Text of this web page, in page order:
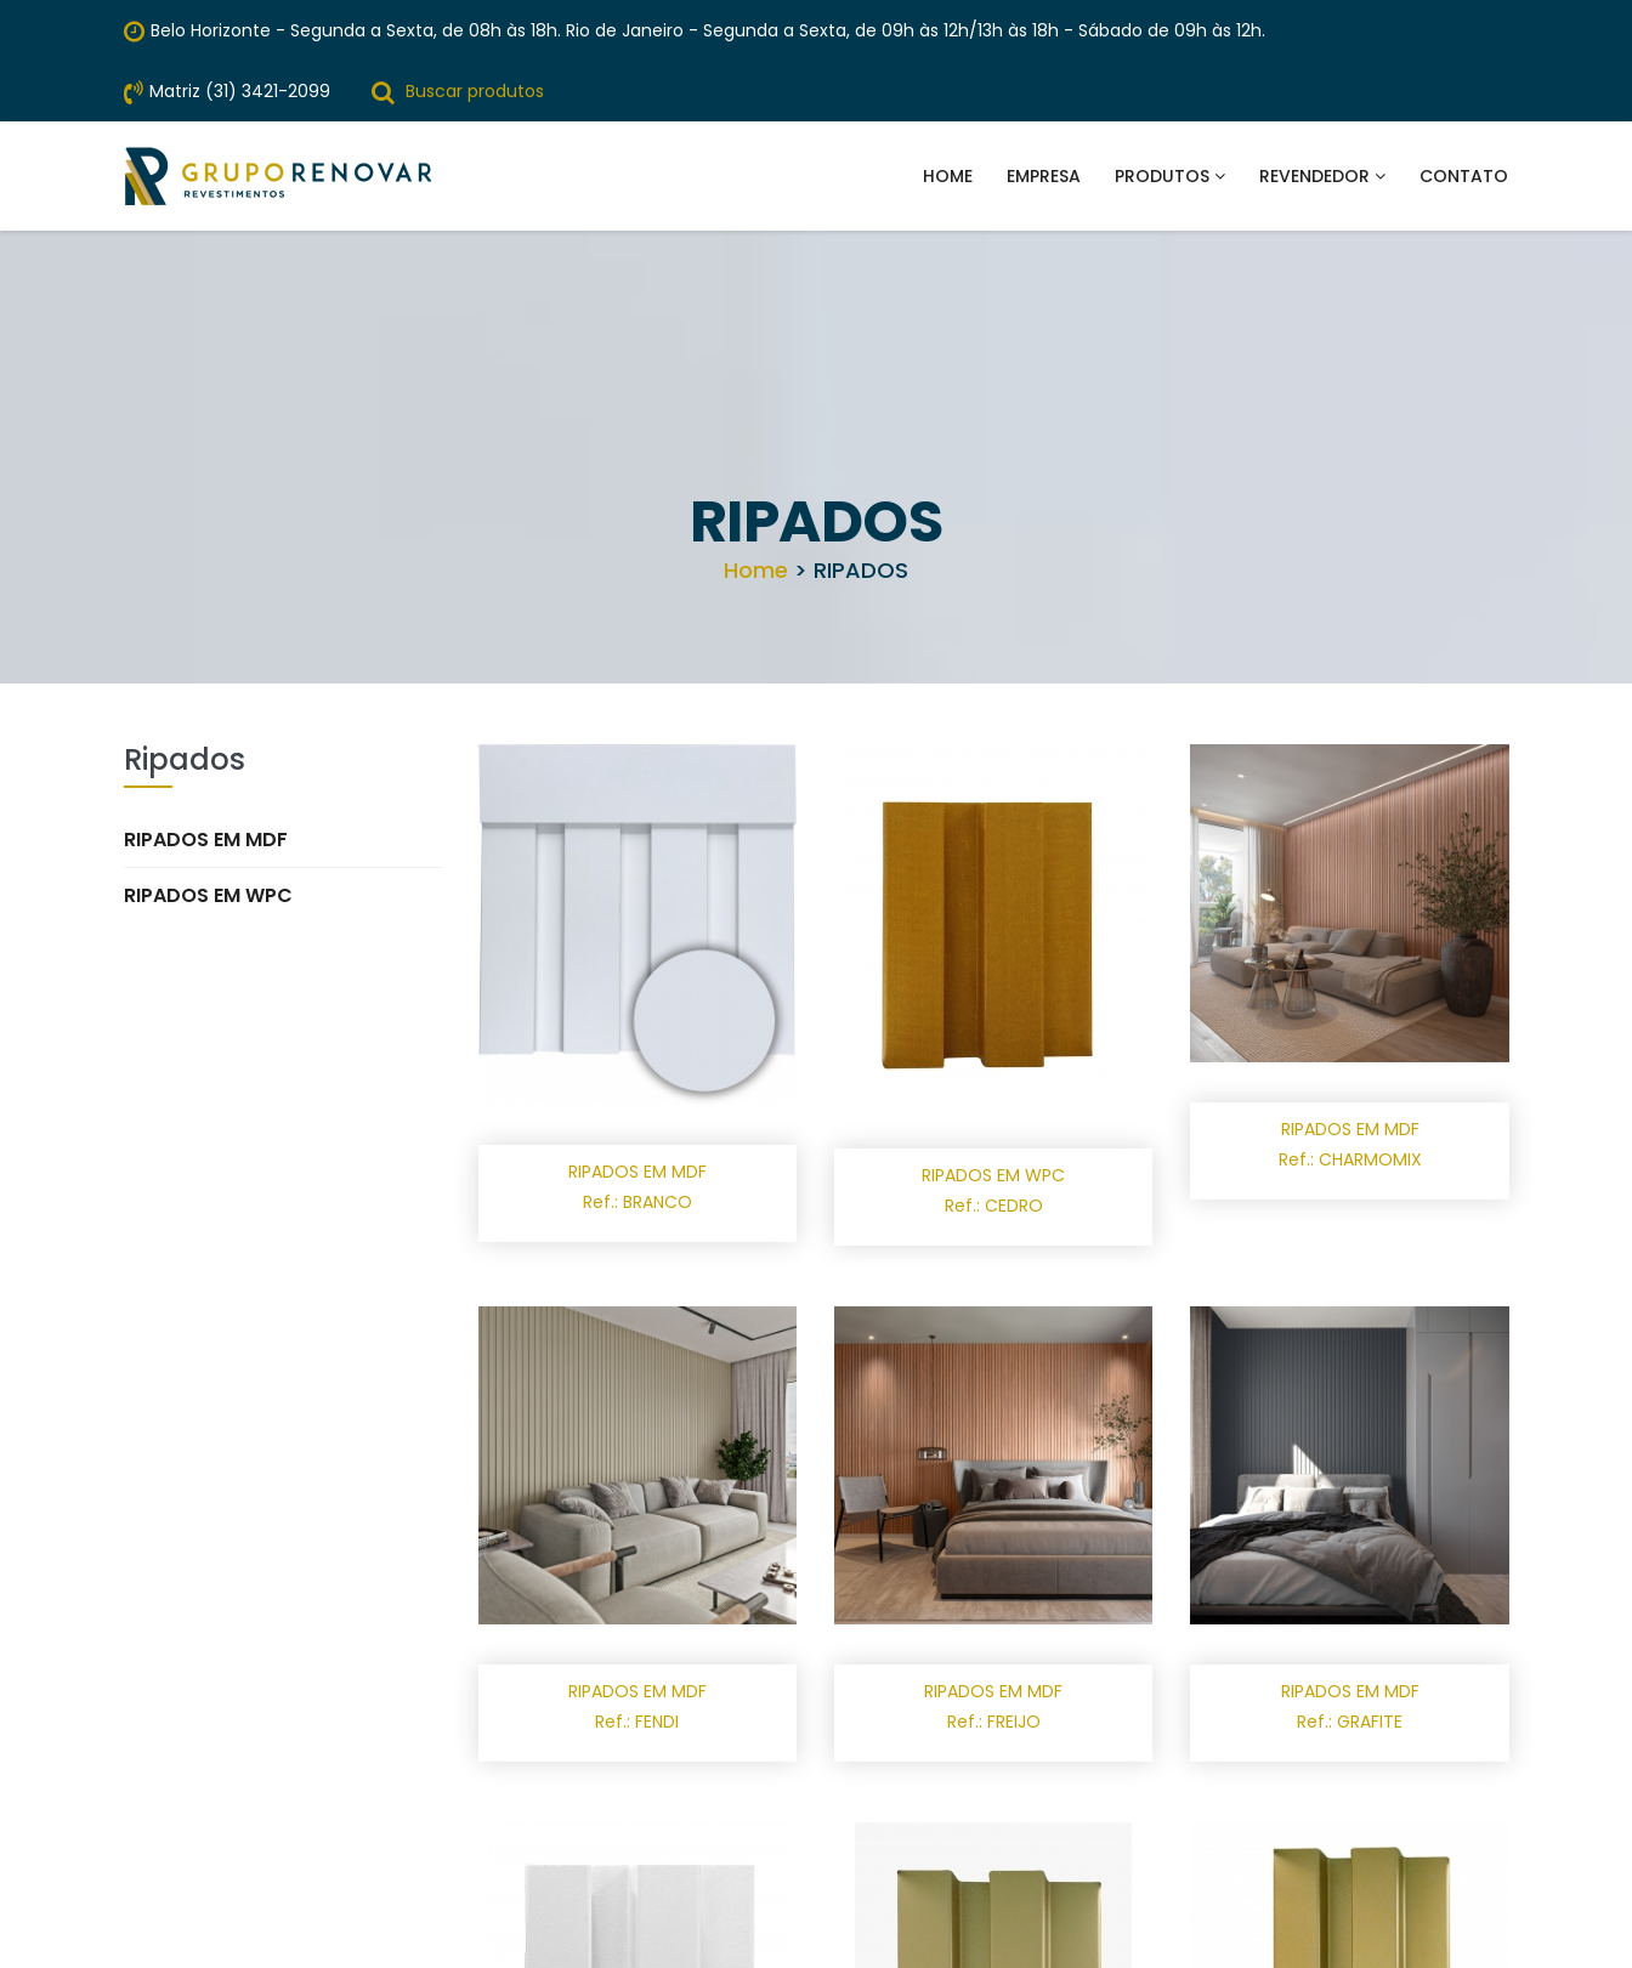
Belo Horizonte - Segunda a Sexta, de 08h às 18h. Rio de Janeiro - Segunda a Sexta, de 09h às 12h/13h às 18h - Sábado de 09h às 12h.
Matriz (31) 3421-2099 Buscar produtos
HOME EMPRESA PRODUTOS REVENDEDOR CONTATO
RIPADOS
Home > RIPADOS
Ripados
RIPADOS EM MDF
RIPADOS EM WPC
RIPADOS EM MDF
Ref.: BRANCO
RIPADOS EM WPC
Ref.: CEDRO
RIPADOS EM MDF
Ref.: CHARMOMIX
RIPADOS EM MDF
Ref.: FENDI
RIPADOS EM MDF
Ref.: FREIJO
RIPADOS EM MDF
Ref.: GRAFITE